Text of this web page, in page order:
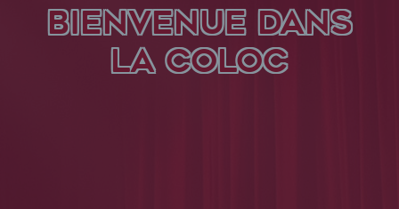
BIENVENUE DANS
LA COLOC